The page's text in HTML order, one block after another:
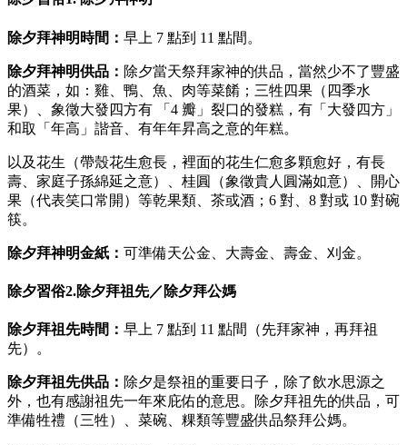
除夕拜神明時間： 早上 7 點到 11 點間。
除夕拜神明供品： 除夕當天祭拜家神的供品，當然少不了豐盛
的酒菜，如：雞、鴨、魚、肉等菜餚；三牲四果（四季水
果）、象徵大發四方有 「4 瓣」裂口的發糕，有「大發四方」
和取「年高」諧音、有年年昇高之意的年糕。
以及花生（帶殼花生愈長，裡面的花生仁愈多顆愈好，有長
壽、家庭子孫綿延之意）、桂圓（象徵貴人圓滿如意）、開心
果（代表笑口常開）等乾果類、茶或酒；6 對、8 對或 10 對碗
筷。
除夕拜神明金紙： 可準備天公金、大壽金、壽金、刈金。
除夕習俗2.除夕拜祖先／除夕拜公媽
除夕拜祖先時間： 早上 7 點到 11 點間（先拜家神，再拜祖
先）。
除夕拜祖先供品： 除夕是祭祖的重要日子，除了飲水思源之
外，也有感謝祖先一年來庇佑的意思。除夕拜祖先的供品，可
準備牲禮（三牲）、菜碗、粿類等豐盛供品祭拜公媽。